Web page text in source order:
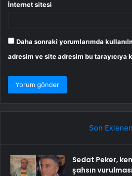
İnternet sitesi
Daha sonraki yorumlarımda
adresim ve site adresim bu tarayıcıya
Son Eklenen
Sedat Peker,
şahsın